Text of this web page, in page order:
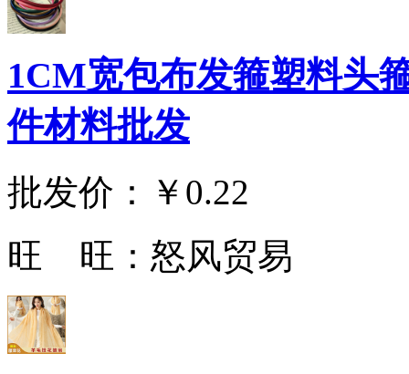
1CM宽包布发箍塑料头
件材料批发
批发价：
￥0.22
旺 旺： 怒风贸易